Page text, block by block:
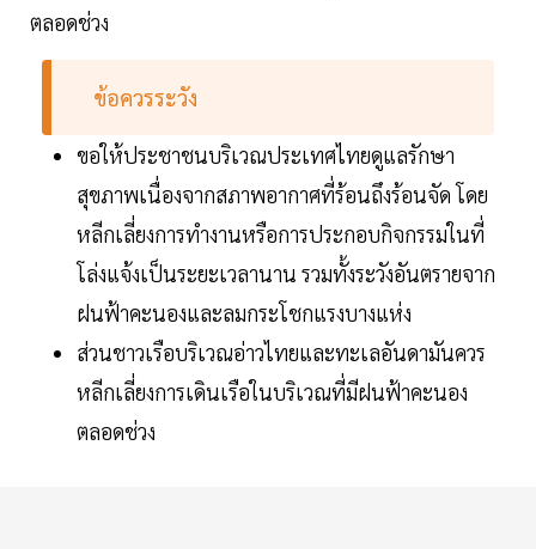
ตลอดช่วง
ข้อควรระวัง
ขอให้ประชาชนบริเวณประเทศไทยดูแลรักษา
สุขภาพเนื่องจากสภาพอากาศที่ร้อนถึงร้อนจัด โดย
หลีกเลี่ยงการทำงานหรือการประกอบกิจกรรมในที่
โล่งแจ้งเป็นระยะเวลานาน รวมทั้งระวังอันตรายจาก
ฝนฟ้าคะนองและลมกระโชกแรงบางแห่ง
ส่วนชาวเรือบริเวณอ่าวไทยและทะเลอันดามันควร
หลีกเลี่ยงการเดินเรือในบริเวณที่มีฝนฟ้าคะนอง
ตลอดช่วง